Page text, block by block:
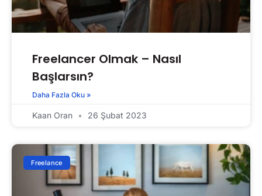
Freelancer Olmak – Nasıl
Başlarsın?
Daha Fazla Oku »
Kaan Oran 26 Şubat 2023
Freelance